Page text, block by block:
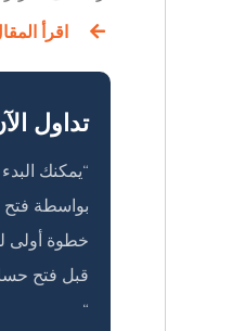
اقرأ
تداول
“يمكنك
بواسطة
خطوة أولى
قبل فتح
“